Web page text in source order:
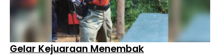
Gelar Kejuaraan Menembak